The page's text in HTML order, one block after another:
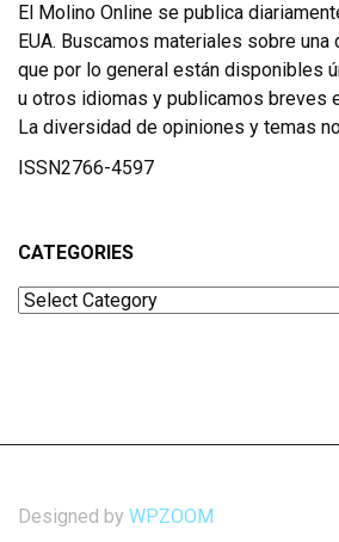
El Molino Online se publica
EUA. Buscamos materiales sobre
que por lo general están disponibles
u otros idiomas y publicamos breves
La diversidad de opiniones y temas
ISSN2766-4597
CATEGORIES
Categories
Designed by WPZOOM